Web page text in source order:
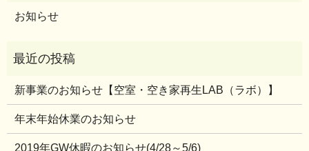
お知らせ
新事業のお知らせ【空室・空き家再生LAB（ラボ）】
年末年始休業のお知らせ
2019年GW休暇のお知らせ(4/28～5/6)